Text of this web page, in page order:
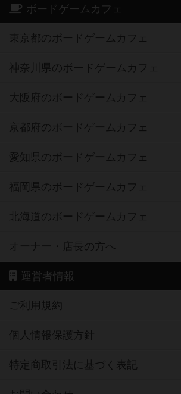
ボードゲームカフェ
東京都のボードゲームカフェ
神奈川県のボードゲームカフェ
大阪府のボードゲームカフェ
京都府のボードゲームカフェ
愛知県のボードゲームカフェ
福岡県のボードゲームカフェ
北海道のボードゲームカフェ
オーナー・店長の方へ
運営者情報
ご利用規約
個人情報保護方針
特定商取引法に基づく表記